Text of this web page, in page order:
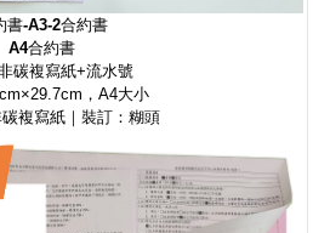
書-A3-2合約書
A4合約書
碳複寫紙+流水號
，A4大小
複寫紙｜裝訂：糊頭